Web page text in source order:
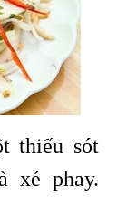
thiếu sót
xé phay.